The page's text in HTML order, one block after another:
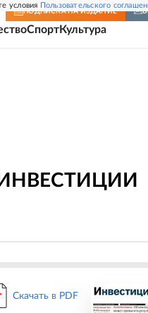
условия Пользовательского
ПОДПИСКА НА ИЗДАНИЕ
СпортКультура
Скачать в PDF